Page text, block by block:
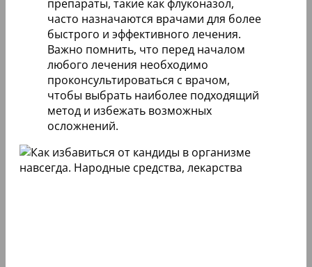
препараты, такие как флуконазол,
часто назначаются врачами для более
быстрого и эффективного лечения.
Важно помнить, что перед началом
любого лечения необходимо
проконсультироваться с врачом,
чтобы выбрать наиболее подходящий
метод и избежать возможных
осложнений.